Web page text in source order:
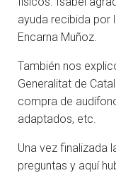
ayuda recibida por
Encarna Muñoz.
También nos
Generalitat de
compra de
adaptados, etc.
Una vez finalizada
preguntas y aquí